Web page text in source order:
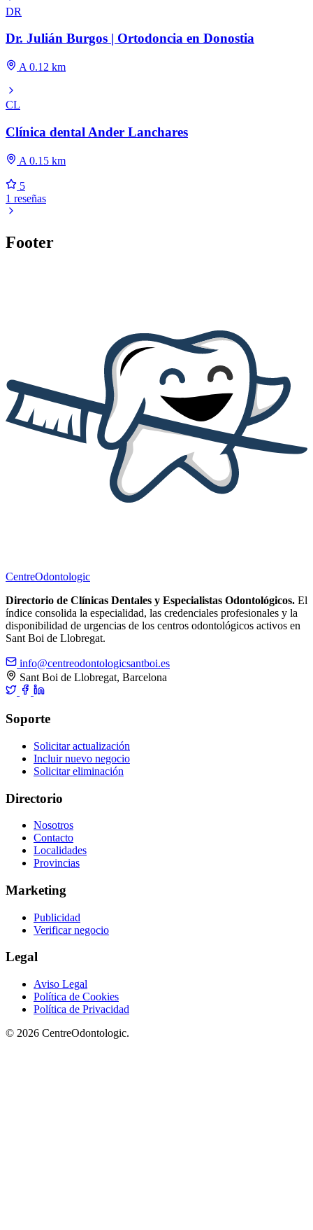
DR
Dr. Julián Burgos | Ortodoncia en Donostia
A 0.12 km
CL
Clínica dental Ander Lanchares
A 0.15 km
5
1 reseñas
Footer
CentreOdontologic
Directorio de Clínicas Dentales y Especialistas Odontológicos. El
índice consolida la especialidad, las credenciales profesionales y la
disponibilidad de urgencias de los centros odontológicos activos en
Sant Boi de Llobregat.
info@centreodontologicsantboi.es
Sant Boi de Llobregat, Barcelona
Soporte
Solicitar actualización
Incluir nuevo negocio
Solicitar eliminación
Directorio
Nosotros
Contacto
Localidades
Provincias
Marketing
Publicidad
Verificar negocio
Legal
Aviso Legal
Política de Cookies
Política de Privacidad
© 2026 CentreOdontologic.